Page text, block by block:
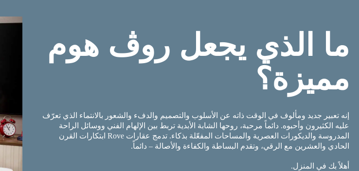
ما الذي يجعل روڤ هوم
مميزة؟
إنه تعبير جديد ومألوف في الوقت ذاته عن الأسلوب والتصميم والدفء والشعور بالانتماء الذي تعرّف
عليه الكثيرون وأحبوه. دائماً مرحبة، روحها الشابة الأبدية تربط بين الإلهام الفني ووسائل الراحة
المدروسة والديكورات العصرية والمساحات المفعّلة بذكاء. تدمج عقارات Rove ابتكارات القرن
الحادي والعشرين مع الرقي، وتقدم البساطة والكفاءة والأصالة – دائماً.
أهلاً بك في المنزل.